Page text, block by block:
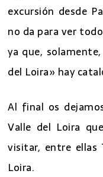
excursión desde
no da para ver
ya que,
del Loira» hay
Al final os
Valle del Loira
visitar, entre ellas
Loira.